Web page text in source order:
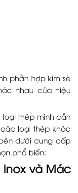
phần hợp kim sẽ
nhau của hiệu
thép mình cần
loại thép khác
dưới cung cấp
phổ biến:
và Mác